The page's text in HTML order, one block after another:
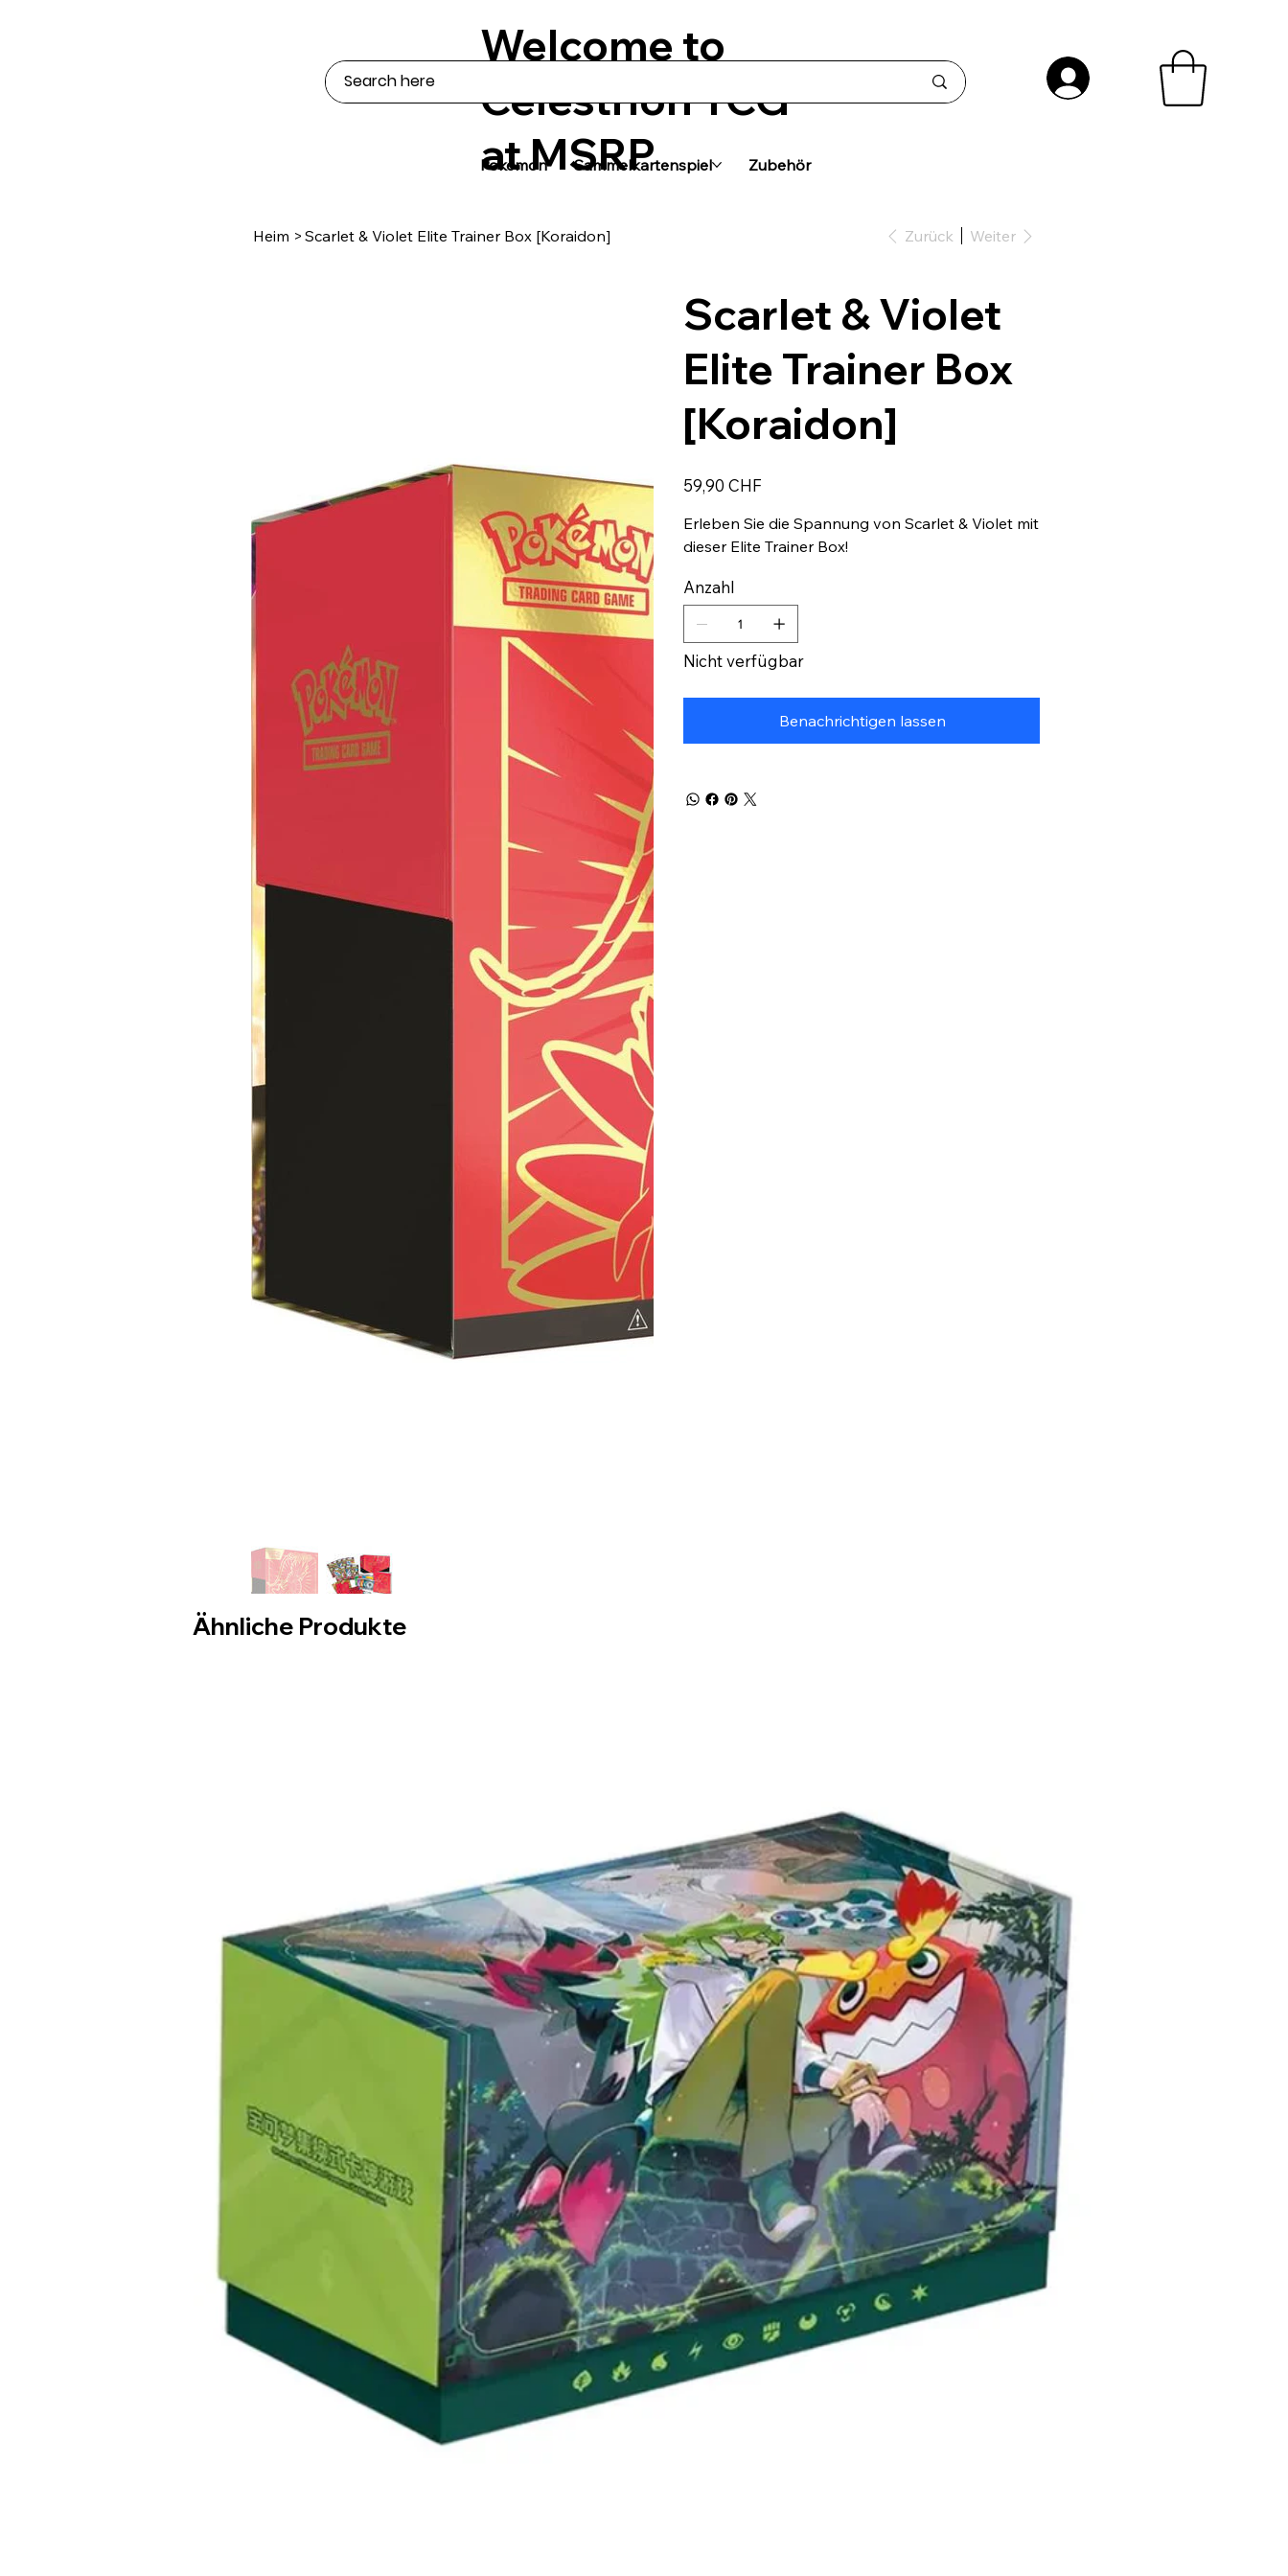
Pokémon Sammelkartenspiel Zubehör
Welcome to
Celestrion TCG
at MSRP
Heim > Scarlet & Violet Elite Trainer Box [Koraidon] Zurück Weiter
Scarlet & Violet
Elite Trainer Box
[Koraidon]
Preis
59,90 CHF
Erleben Sie die Spannung von Scarlet & Violet mit
dieser Elite Trainer Box!
Anzahl
Nicht verfügbar
Benachrichtigen lassen
Ähnliche Produkte